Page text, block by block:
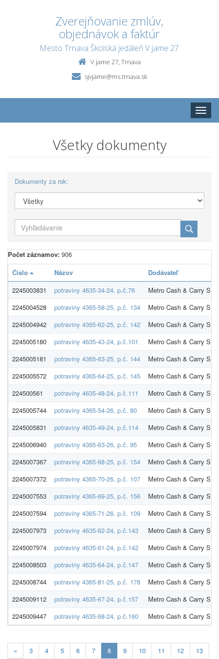
Zverejňovanie zmlúv,
objednávok a faktúr
Mesto Trnava Školská jedáleň V jame 27
V jame 27, Trnava
sjvjame@ms.trnava.sk
Toggle
Všetky dokumenty
Dokumenty za rok:
Počet záznamov: 906
Číslo
Názov
Dodávateľ
2245003831
potraviny 4635-34-24, p.č.76
Metro Cash & Carry SR
2245004528
potraviny 4365-58-25, p.č. 134
Metro Cash & Carry SR
2245004942
potraviny 4365-62-25, p.č. 142
Metro Cash & Carry SR
2245005180
potraviny 4635-43-24, p.č.101
Metro Cash & Carry SR
2245005181
potraviny 4365-63-25, p.č. 144
Metro Cash & Carry SR
2245005572
potraviny 4365-64-25, p.č. 145
Metro Cash & Carry SR
224500561
potraviny 4635-48-24, p.č.111
Metro Cash & Carry SR
2245005744
potraviny 4365-54-26, p.č. 80
Metro Cash & Carry SR
2245005831
potraviny 4635-49-24, p.č.114
Metro Cash & Carry SR
2245006940
potraviny 4365-63-26, p.č. 95
Metro Cash & Carry SR
2245007367
potraviny 4365-68-25, p.č. 154
Metro Cash & Carry SR
2245007372
potraviny 4365-70-26, p.č. 107
Metro Cash & Carry SR
2245007553
potraviny 4365-69-25, p.č. 156
Metro Cash & Carry SR
2245007594
potraviny 4365-71-26, p.č. 109
Metro Cash & Carry SR
2245007973
potraviny 4635-62-24, p.č.143
Metro Cash & Carry SR
2245007974
potraviny 4635-61-24, p.č.142
Metro Cash & Carry SR
2245008503
potraviny 4635-64-24, p.č.147
Metro Cash & Carry SR
2245008744
potraviny 4365-81-25, p.č. 178
Metro Cash & Carry SR
2245009112
potraviny 4635-67-24, p.č.157
Metro Cash & Carry SR
2245009447
potraviny 4635-68-24, p.č.160 Metro Cash & Carry SR
« 3 4 5 6 7 8Aktuálna
9 10 11 12 13